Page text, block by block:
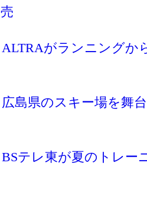
売
ALTRAがランニングか
広島県のスキー場を舞
BSテレ東が夏のトレー